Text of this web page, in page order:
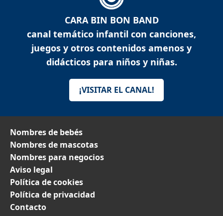
CARA BIN BON BAND
canal temático infantil con canciones,
juegos y otros contenidos amenos y
didácticos para niños y niñas.
¡VISITAR EL CANAL!
Nombres de bebés
Nombres de mascotas
Nombres para negocios
Aviso legal
Política de cookies
Política de privacidad
Contacto